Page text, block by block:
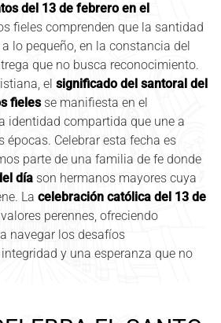
del 13 de febrero en el
fieles comprenden que la santidad
lo pequeño, en la constancia del
que no busca reconocimiento.
el significado del santoral del
fielesse manifiesta en el
identidad compartida que une a
épocas. Celebrar esta fecha es
parte de una familia de fe donde
día son hermanos mayores cuya
La celebración católica del 13 de
perennes, ofreciendo
navegar los desafíos
y una esperanza que no